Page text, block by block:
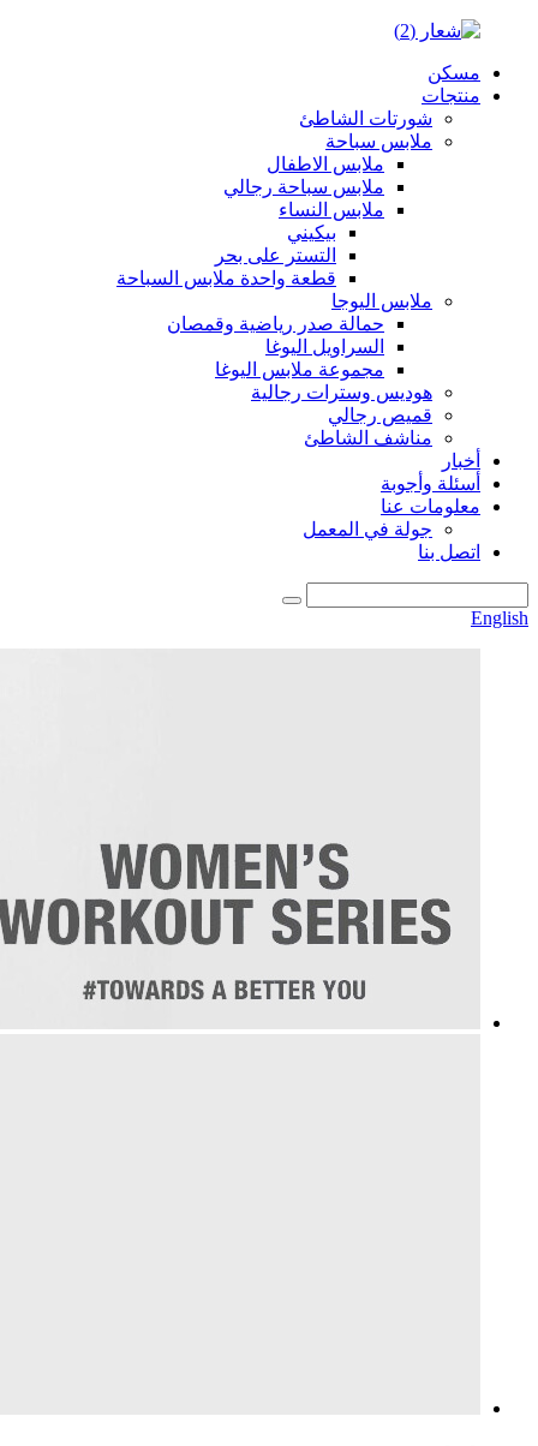
مسكن
منتجات
شورتات الشاطئ
ملابس سباحة
ملابس الاطفال
ملابس سباحة رجالي
ملابس النساء
بيكيني
التستر على بحر
قطعة واحدة ملابس السباحة
ملابس اليوجا
حمالة صدر رياضية وقمصان
السراويل اليوغا
مجموعة ملابس اليوغا
هوديس وسترات رجالية
قميص رجالي
مناشف الشاطئ
أخبار
أسئلة وأجوبة
معلومات عنا
جولة في المعمل
اتصل بنا
English